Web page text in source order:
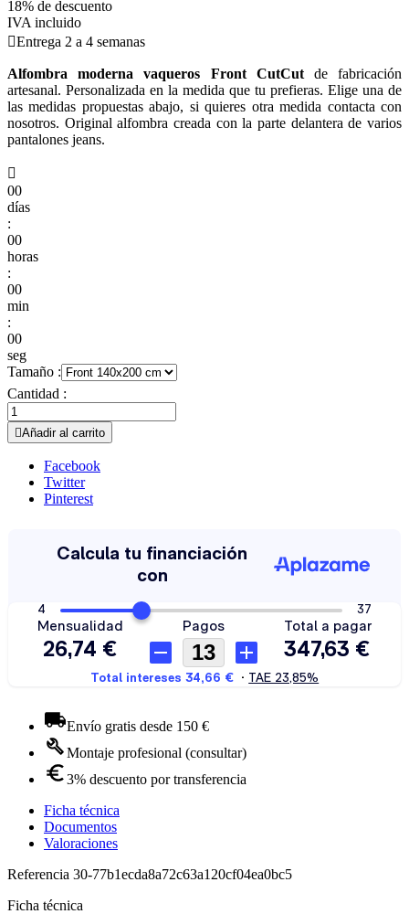
18% de descuento
IVA incluido
Entrega 2 a 4 semanas
Alfombra moderna vaqueros Front CutCutde fabricación
artesanal. Personalizada en la medida que tu prefieras. Elige una de
las medidas propuestas abajo, si quieres otra medida contacta con
nosotros. Original alfombra creada con la parte delantera de varios
pantalones jeans.

00
días
:
00
horas
:
00
min
:
00
seg
Tamaño :
Cantidad :
Añadir al carrito
Facebook
Twitter
Pinterest
Envío gratis desde 150 €
Montaje profesional (consultar)
3% descuento por transferencia
Ficha técnica
Documentos
Valoraciones
Referencia 30-77b1ecda8a72c63a120cf04ea0bc5
Ficha técnica